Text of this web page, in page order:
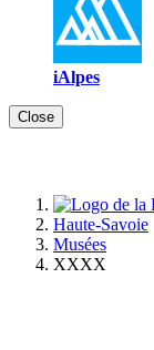
iAlpes
Close
Haute-Savoie
Musées
XXXX